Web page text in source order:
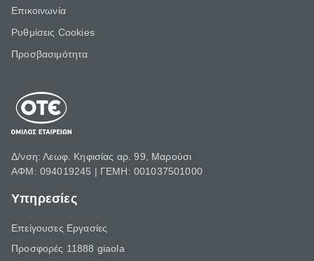
Επικοινωνία
Ρυθμίσεις Cookies
Προσβασιμότητα
Δ/νση: Λεωφ. Κηφισίας αρ. 99, Μαρούσι
ΑΦΜ: 094019245 | ΓΕΜΗ: 001037501000
Υπηρεσίες
Επείγουσες Εργασίες
Προσφορές 11888 giaola